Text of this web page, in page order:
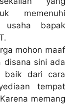
memenuhi
usaha bapak
mohon maaf
disana sini ada
baik dari cara
tempat
memang